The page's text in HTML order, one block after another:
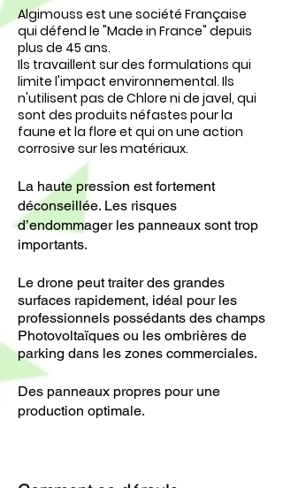
Algimouss est une société Française
qui défend le "Made in France" depuis
plus de 45 ans.
Ils travaillent sur des formulations qui
limite l'impact environnemental. Ils
n'utilisent pas de Chlore ni de javel, qui
sont des produits néfastes pour la
faune et la flore et qui on une action
corrosive sur les matériaux.
La haute pression est fortement
déconseillée. Les risques
d’endommager les panneaux sont trop
importants.
Le drone peut traiter des grandes
surfaces rapidement, idéal pour les
professionnels possédants des champs
Photovoltaïques ou les ombrières de
parking dans les zones commerciales.
Des panneaux propres pour une
production optimale.